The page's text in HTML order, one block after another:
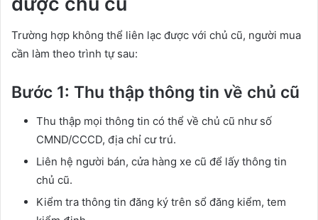
Trường hợp không thể liên lạc được với chủ cũ, người mua
cần làm theo trình tự sau:
Bước 1: Thu thập thông tin về chủ cũ
Thu thập mọi thông tin có thể về chủ cũ như số
CMND/CCCD, địa chỉ cư trú.
Liên hệ người bán, cửa hàng xe cũ để lấy thông tin
chủ cũ.
Kiểm tra thông tin đăng ký trên sổ đăng kiểm, tem